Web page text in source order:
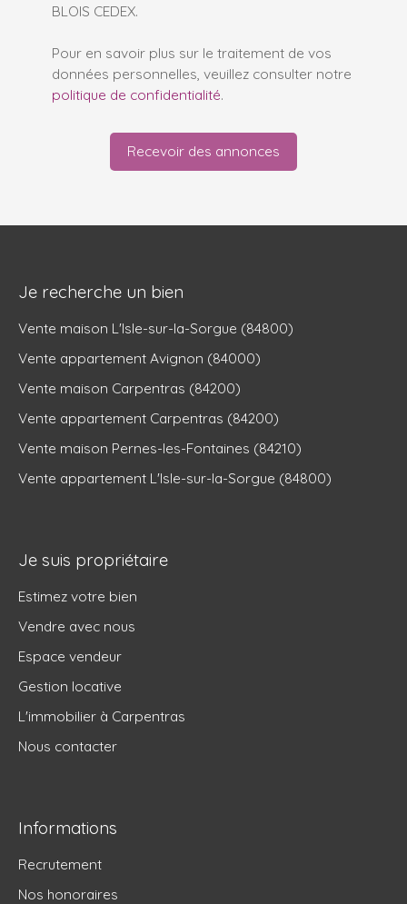
BLOIS CEDEX.
Pour en savoir plus sur le traitement de vos
données personnelles, veuillez consulter notre
politique de confidentialité.
Recevoir des annonces
Je recherche un bien
Vente maison L'Isle-sur-la-Sorgue (84800)
Vente appartement Avignon (84000)
Vente maison Carpentras (84200)
Vente appartement Carpentras (84200)
Vente maison Pernes-les-Fontaines (84210)
Vente appartement L'Isle-sur-la-Sorgue (84800)
Je suis propriétaire
Estimez votre bien
Vendre avec nous
Espace vendeur
Gestion locative
L'immobilier à Carpentras
Nous contacter
Informations
Recrutement
Nos honoraires